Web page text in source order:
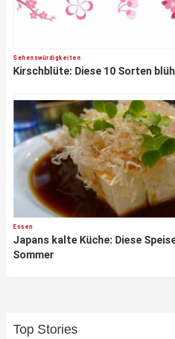
Sehenswürdigkeiten
Kirschblüte: Diese 10 Sorten
Essen
Japans kalte Küche: Diese
Sommer
Top Stories